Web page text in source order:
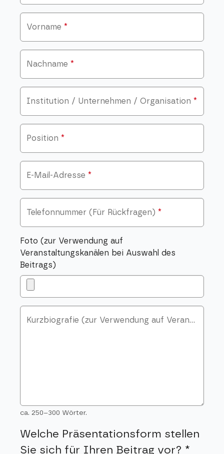
Vorname *
Nachname *
Institution / Unternehmen / Organisation *
Position *
E-Mail-Adresse *
Telefonnummer (Für Rückfragen) *
Foto (zur Verwendung auf
Veranstaltungskanälen bei Auswahl des
Beitrags)
Kurzbiografie (zur Verwendung auf Veranstaltungskanälen bei Auswahl des Beitrags; ca. 250 Wörter)
ca. 250–300 Wörter.
Welche Präsentationsform stellen
Sie sich für Ihren Beitrag vor? *